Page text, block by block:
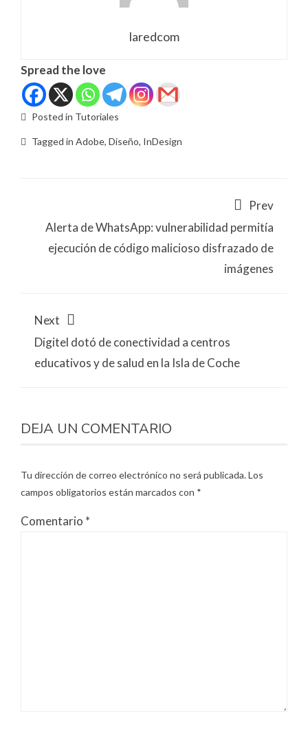
laredcom
Spread the love
Posted in Tutoriales
Tagged in Adobe, Diseño, InDesign
Prev
Alerta de WhatsApp: vulnerabilidad permitía
ejecución de código malicioso disfrazado de
imágenes
Next
Digitel dotó de conectividad a centros
educativos y de salud en la Isla de Coche
DEJA UN COMENTARIO
Tu dirección de correo electrónico no será publicada.Los
campos obligatorios están marcados con *
Comentario *